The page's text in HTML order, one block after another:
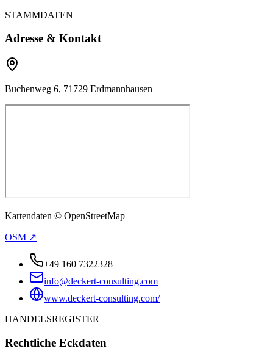
STAMMDATEN
Adresse & Kontakt
Buchenweg 6, 71729 Erdmannhausen
Kartendaten © OpenStreetMap
OSM ↗
+49 160 7322328
info@deckert-consulting.com
www.deckert-consulting.com/
HANDELSREGISTER
Rechtliche Eckdaten